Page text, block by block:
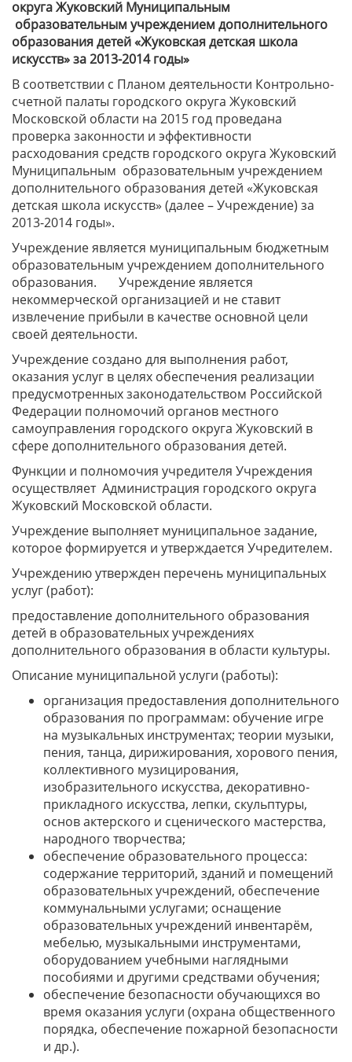
округа Жуковский Муниципальным
образовательным учреждением дополнительного
образования детей «Жуковская детская школа
искусств» за 2013-2014 годы»
В соответствии с Планом деятельности Контрольно-
счетной палаты городского округа Жуковский
Московской области на 2015 год проведана
проверка законности и эффективности
расходования средств городского округа Жуковский
Муниципальным образовательным учреждением
дополнительного образования детей «Жуковская
детская школа искусств» (далее – Учреждение) за
2013-2014 годы».
Учреждение является муниципальным бюджетным
образовательным учреждением дополнительного
образования. Учреждение является
некоммерческой организацией и не ставит
извлечение прибыли в качестве основной цели
своей деятельности.
Учреждение создано для выполнения работ,
оказания услуг в целях обеспечения реализации
предусмотренных законодательством Российской
Федерации полномочий органов местного
самоуправления городского округа Жуковский в
сфере дополнительного образования детей.
Функции и полномочия учредителя Учреждения
осуществляет Администрация городского округа
Жуковский Московской области.
Учреждение выполняет муниципальное задание,
которое формируется и утверждается Учредителем.
Учреждению утвержден перечень муниципальных
услуг (работ):
предоставление дополнительного образования
детей в образовательных учреждениях
дополнительного образования в области культуры.
Описание муниципальной услуги (работы):
организация предоставления дополнительного
образования по программам: обучение игре
на музыкальных инструментах; теории музыки,
пения, танца, дирижирования, хорового пения,
коллективного музицирования,
изобразительного искусства, декоративно-
прикладного искусства, лепки, скульптуры,
основ актерского и сценического мастерства,
народного творчества;
обеспечение образовательного процесса:
содержание территорий, зданий и помещений
образовательных учреждений, обеспечение
коммунальными услугами; оснащение
образовательных учреждений инвентарём,
мебелью, музыкальными инструментами,
оборудованием учебными наглядными
пособиями и другими средствами обучения;
обеспечение безопасности обучающихся во
время оказания услуги (охрана общественного
порядка, обеспечение пожарной безопасности
и др.).